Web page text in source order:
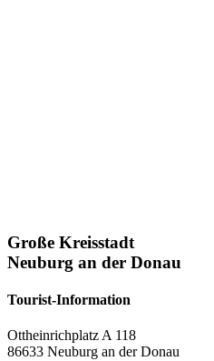
Große Kreisstadt
Neuburg an der Donau
Tourist-Information
Ottheinrichplatz A 118
86633 Neuburg an der Donau